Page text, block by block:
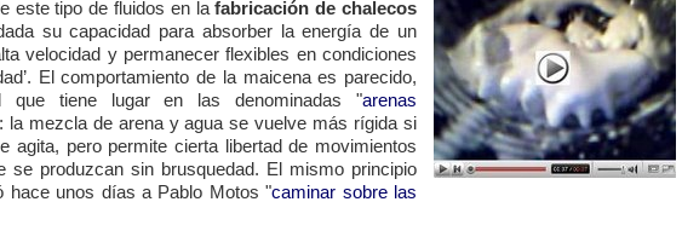
este tipo de fluidos en lafabricación de chalecos
su capacidad para absorber la energía de un
velocidad y permanecer flexibles en condiciones
El comportamiento de la maicena es parecido,
que tiene lugar en las denominadas "arenas
la mezcla de arena y agua se vuelve más rígida si
agita, pero permite cierta libertad de movimientos
se produzcan sin brusquedad. El mismo principio
hace unos días a Pablo Motos "caminar sobre las